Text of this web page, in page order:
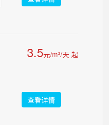
3.5元/m²/天 起
查看详情